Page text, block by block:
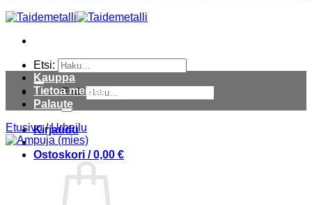
Etsi:
Etsi:
Kirjaudu
Ostoskori /0,00 €
Kauppa
Tietoa meistä
Palaute
Etusivu / Urheilu